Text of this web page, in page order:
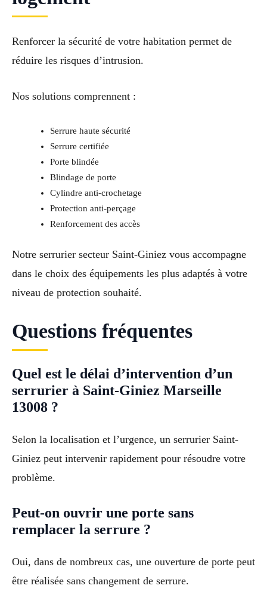
Renforcer la sécurité de votre habitation permet de
réduire les risques d’intrusion.
Nos solutions comprennent :
Serrure haute sécurité
Serrure certifiée
Porte blindée
Blindage de porte
Cylindre anti-crochetage
Protection anti-perçage
Renforcement des accès
Notre serrurier secteur Saint-Giniez vous accompagne
dans le choix des équipements les plus adaptés à votre
niveau de protection souhaité.
Questions fréquentes
Quel est le délai d’intervention d’un
serrurier à Saint-Giniez Marseille
13008 ?
Selon la localisation et l’urgence, un serrurier Saint-
Giniez peut intervenir rapidement pour résoudre votre
problème.
Peut-on ouvrir une porte sans
remplacer la serrure ?
Oui, dans de nombreux cas, une ouverture de porte peut
être réalisée sans changement de serrure.